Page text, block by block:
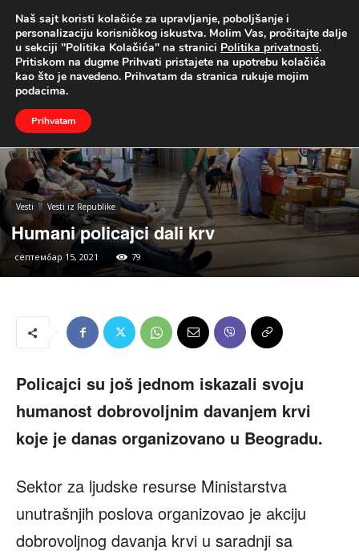
UŽIVO
Naslovna Vesti Vesti iz Republike
Vesti Vesti iz Republike
Humani policajci dali krv
септембар 15, 2021 79
Policajci su još jednom iskazali svoju
humanost dobrovoljnim davanjem krvi
koje je danas organizovano u Beogradu.
Sektor za ljudske resurse Ministarstva
unutrašnjih poslova organizovao je akciju
dobrovoljnog davanja krvi u saradnji sa
Naš sajt koristi kolačiće za upravljanje, poboljšanje i
personalizaciju korisničkog iskustva. Molim Vas, pročitajte dalje
u sekciji "Politika Kolačića" na stranici Politika privatnosti.
Pritiskom na dugme Prihvati pristajete na upotrebu kolačića
kao što je navedeno. Prihvatam da stranica rukuje mojim
podacima.
Prihvatam